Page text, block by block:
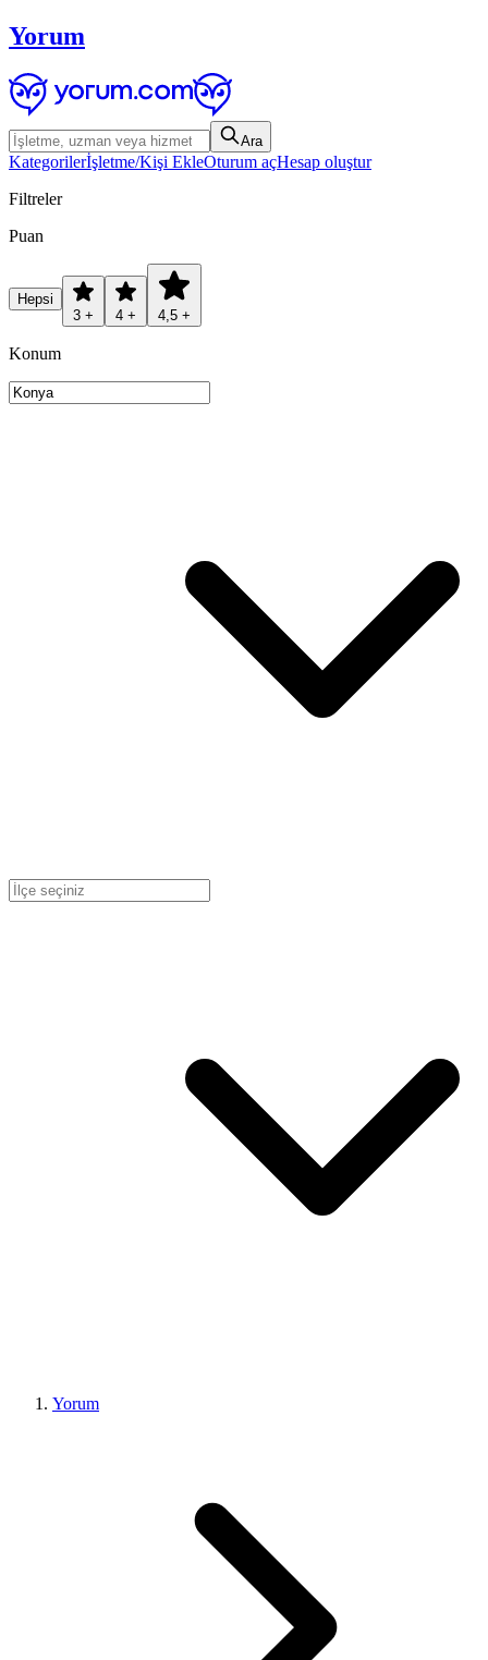
Yorum
Ara
Kategorilerİşletme/Kişi EkleOturum açHesap oluştur
Filtreler
Puan
Hepsi
3 +
4 + 4,5 +
Konum
Yorum